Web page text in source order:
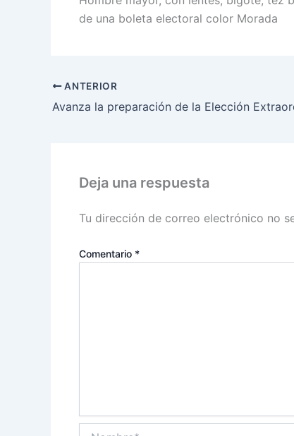
de una boleta electoral color Morada
ANTERIOR
Deja una respuesta
Tu dirección de correo electrónico no
Comentario *